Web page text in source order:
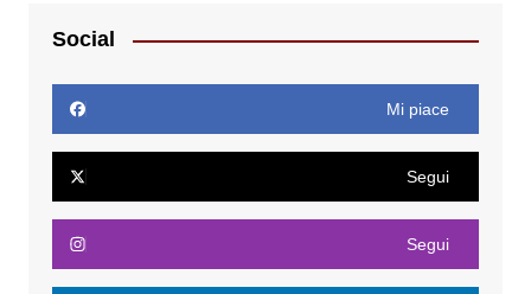
Social
Mi piace
Segui
Segui